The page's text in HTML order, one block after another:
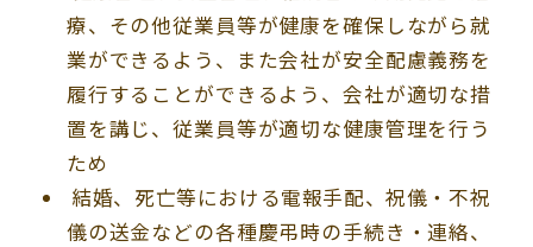
療、その他従業員等が健康を確保しながら就
業ができるよう、また会社が安全配慮義務を
履行することができるよう、会社が適切な措
置を講じ、従業員等が適切な健康管理を行う
ため
結婚、死亡等における電報手配、祝儀・不祝
儀の送金などの各種慶弔時の手続き・連絡、